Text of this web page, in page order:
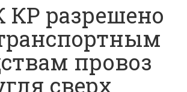
разрешено
провоз
сверх